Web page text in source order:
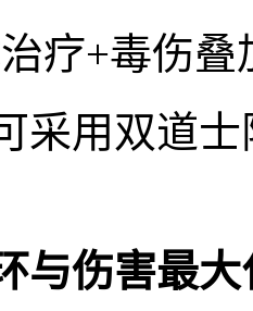
疗+毒伤
采用双道
与伤害最大